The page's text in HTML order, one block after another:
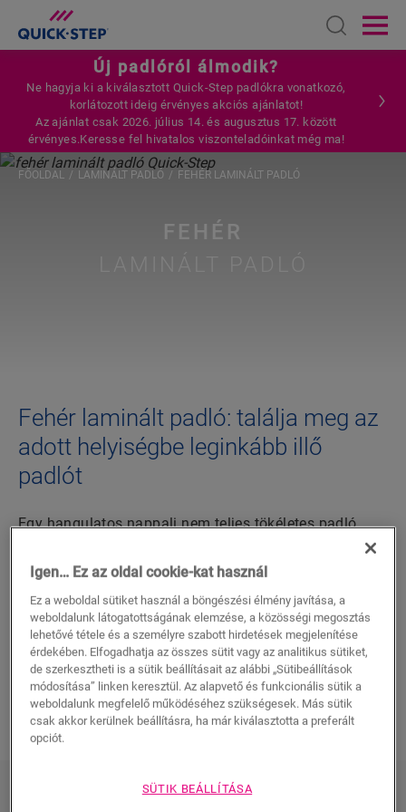
Open
Új padlóról álmodik?
Ne hagyja ki a kiválasztott Quick-Step padlókra vonatkozó,
korlátozott ideig érvényes akciós ajánlatot!
Az ajánlat csak 2026. július 14. és augusztus 17. között
érvényes.Keresse fel hivatalos viszonteladóinkat még ma!
FEHÉR
FŐOLDAL LAMINÁLT PADLÓ FEHÉR LAMINÁLT PADLÓ
Fehér laminált padló: találja meg az
adott helyiségbe leginkább illő
padlót
Egy hangulatos nappali nem teljes tökéletes padló
igényeinek és otthonának leginkább megfelelő padlót.
nappalijába, akkor a fehér laminált padlónk az, amire
szüksége van. Tekintse meg az egyes típusokat, és
válassza ki azt, amelyik a legjobban tetszik Önnek.
FEDEZZE FEL FEHÉR LAMINÁLT
PADLÓINKAT
Fedezze fel fehér laminált
Igen… Ez az oldal cookie-kat használ
Ez a weboldal sütiket használ a böngészési élmény javítása, a
weboldalunk látogatottságának elemzése, a közösségi megosztás
lehetővé tétele és a személyre szabott hirdetések megjelenítése
érdekében. Elfogadhatja az összes sütit vagy az analitikus sütiket,
de szerkesztheti is a sütik beállításait az alábbi „Sütibeállítások
módosítása” linken keresztül. Az alapvető és funkcionális sütik a
weboldalunk megfelelő működéséhez szükségesek. Más sütik
csak akkor kerülnek beállításra, ha már kiválasztotta a preferált
opciót.
SÜTIK BEÁLLÍTÁSA